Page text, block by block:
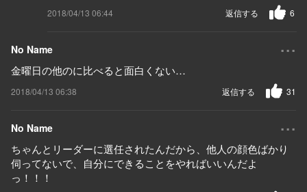
2018/04/13 06:44 6
返信する
No Name ...
金曜日の他のに比べると面白くない…
2018/04/13 06:38 31
返信する
No Name ...
ちゃんとリーダーに選任されたんだから、他人の顔色ばかり
伺ってないで、自分にできることをやればいいんだよ
っ！！！